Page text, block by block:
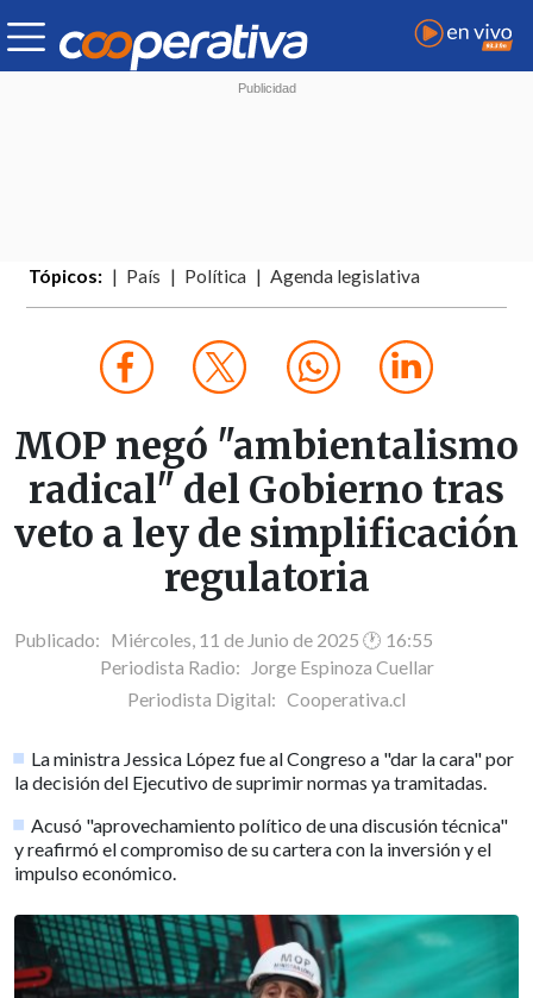
Tópicos: País Política Agenda legislativa
MOP negó "ambientalismo
radical" del Gobierno tras
veto a ley de simplificación
regulatoria
Publicado: Miércoles, 11 de Junio de 2025 🕐 16:55
Periodista Radio:
Jorge Espinoza Cuellar
Periodista Digital: Cooperativa.cl
La ministra Jessica López fue al Congreso a "dar la cara" por
la decisión del Ejecutivo de suprimir normas ya tramitadas.
Acusó "aprovechamiento político de una discusión técnica"
y reafirmó el compromiso de su cartera con la inversión y el
impulso económico.